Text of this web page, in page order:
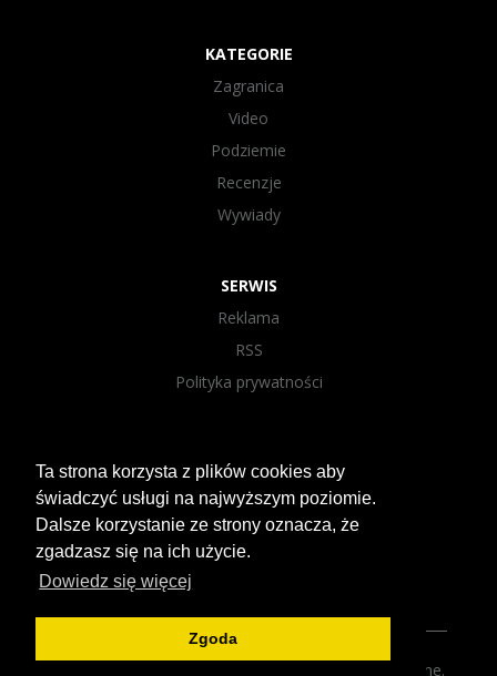
Ta strona korzysta z plików cookies aby
świadczyć usługi na najwyższym poziomie.
Dalsze korzystanie ze strony oznacza, że
zgadzasz się na ich użycie.
Dowiedz się więcej
Zgoda
KATEGORIE
Zagranica
Video
Podziemie
Recenzje
Wywiady
SERWIS
Reklama
RSS
Polityka prywatności
Instagram
YouTube
Agencja Semcore
2019 © hhnigdystop.com. Wszelkie prawa zastrzeżone.